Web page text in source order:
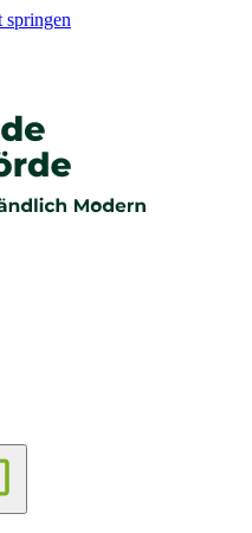
springen